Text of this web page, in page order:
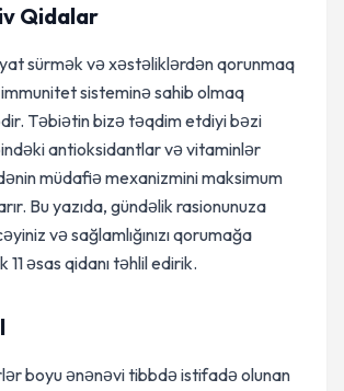
Qidalar
sürmək və xəstəliklərdən qorunmaq
sisteminə sahib olmaq
Təbiətin bizə təqdim etdiyi bəzi
antioksidantlar və vitaminlər
müdafiə mexanizmini maksimum
Bu yazıda, gündəlik rasionunuza
və sağlamlığınızı qorumağa
əsas qidanı təhlil edirik.
boyu ənənəvi tibbdə istifadə olunan